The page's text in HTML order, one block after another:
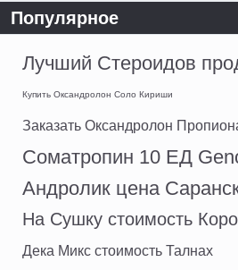
Популярное
Лучший Стероидов
Купить Оксандролон Соло Кириши
Заказать Оксандролон
Соматропин 10 ЕД
Андролик цена
На Сушку стоимость
Дека Микс стоимость Талнах